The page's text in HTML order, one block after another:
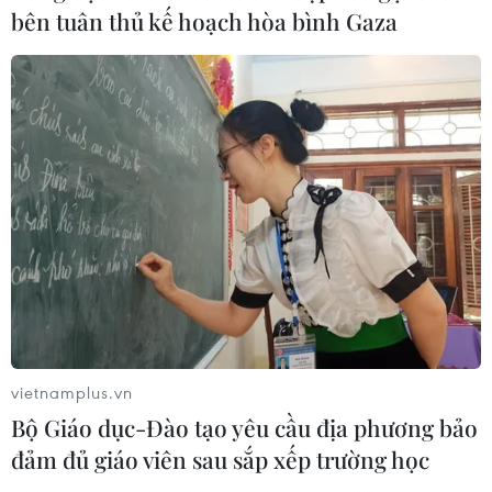
06/08/2026 06:23
Anh công bố kết quả điều tra ban
đầu vụ đâm dao ở trung tâm London
06/08/2026 06:00
Ba Lan thảo luận việc thành lập căn
cứ quân sự thường trực với Mỹ
06/08/2026 00:06
bên tuân thủ kế hoạch hòa bình Gaza
vietnamplus.vn
Bộ Giáo dục-Đào tạo yêu cầu địa phương bảo
đảm đủ giáo viên sau sắp xếp trường học